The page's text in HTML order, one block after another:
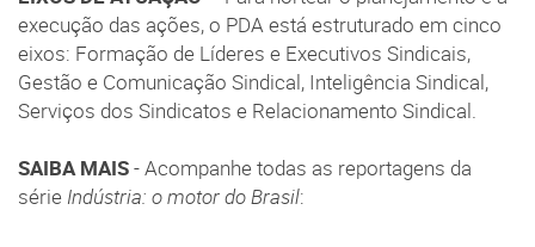
execução das ações, o PDA está estruturado em cinco
eixos: Formação de Líderes e Executivos Sindicais,
Gestão e Comunicação Sindical, Inteligência Sindical,
Serviços dos Sindicatos e Relacionamento Sindical.
SAIBA MAIS- Acompanhe todas as reportagens da
série Indústria: o motor do Brasil: